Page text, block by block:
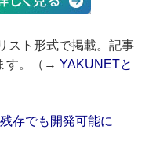
スト形式で掲載。記事
す。（→YAKUNETと
存でも開発可能に